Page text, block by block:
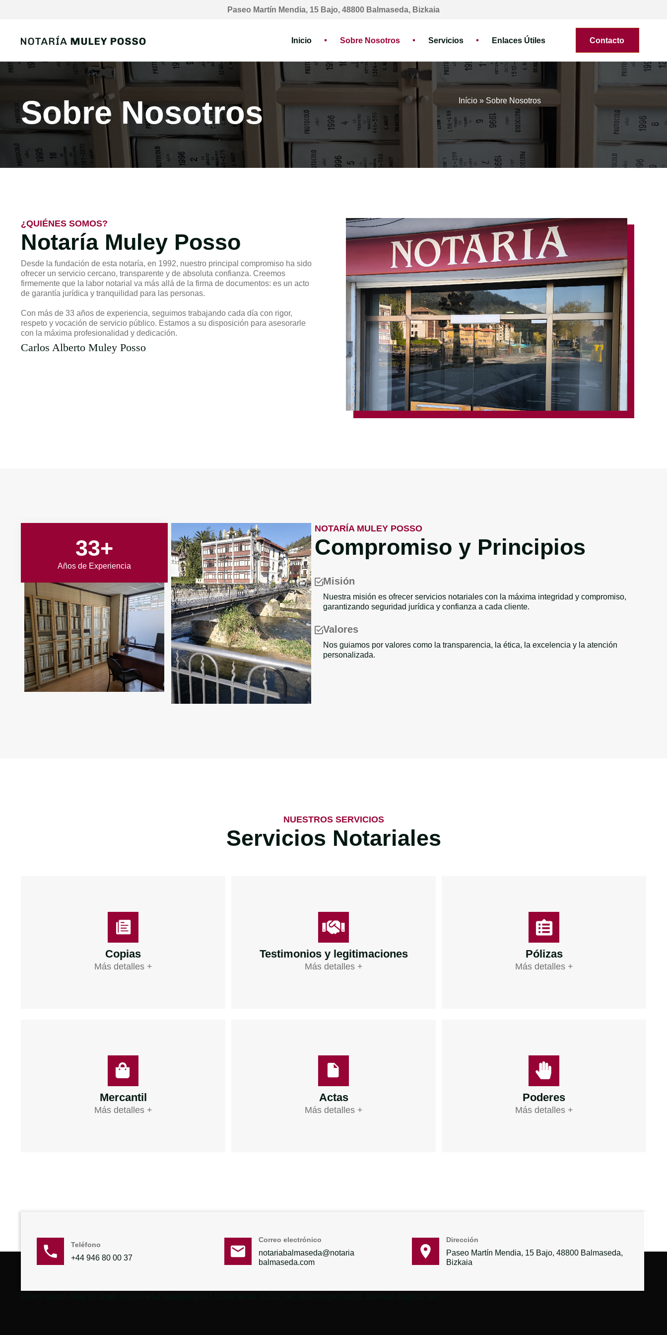
Paseo Martín Mendia, 15 Bajo, 48800 Balmaseda, Bizkaia
Inicio Sobre Nosotros Servicios Enlaces Útiles Contacto
Sobre Nosotros Início » Sobre Nosotros
¿QUIÉNES SOMOS?
Notaría Muley Posso
Desde la fundación de esta notaría, en 1992, nuestro principal compromiso ha sido
ofrecer un servicio cercano, transparente y de absoluta confianza. Creemos
firmemente que la labor notarial va más allá de la firma de documentos: es un acto
de garantía jurídica y tranquilidad para las personas.
Con más de 33 años de experiencia, seguimos trabajando cada día con rigor,
respeto y vocación de servicio público. Estamos a su disposición para asesorarle
con la máxima profesionalidad y dedicación.
Carlos Alberto Muley Posso
Años de Experiencia
33+
NOTARÍA MULEY POSSO
Compromiso y Principios
Misión
Nuestra misión es ofrecer servicios notariales con la máxima integridad y compromiso,
garantizando seguridad jurídica y confianza a cada cliente.
Valores
Nos guiamos por valores como la transparencia, la ética, la excelencia y la atención
personalizada.
NUESTROS SERVICIOS
Servicios Notariales
Copias
Más detalles +
Testimonios y legitimaciones
Más detalles +
Pólizas
Más detalles +
Mercantil
Más detalles +
Actas
Más detalles +
Poderes
Más detalles +
Teléfono
+44 946 80 00 37
Correo electrónico
notariabalmaseda@notaria
balmaseda.com
Dirección
Paseo Martín Mendia, 15 Bajo, 48800 Balmaseda,
Bizkaia